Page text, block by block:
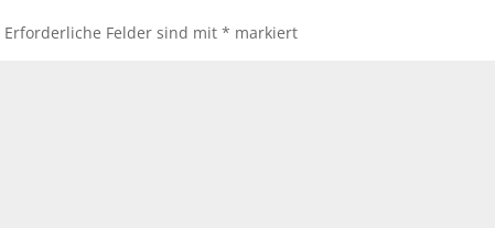
Erforderliche Felder sind mit* markiert